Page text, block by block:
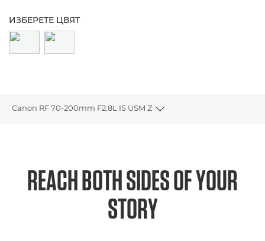
ИЗБЕРЕТЕ ЦВЯТ
Canon RF 70-200mm F2.8L IS USM Z
Toggle breadcrumbs
REACH BOTH SIDES OF YOUR
STORY